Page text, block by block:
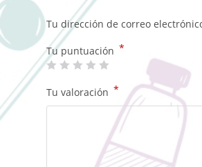
Tu dirección de correo
Tu puntuación *
Tu valoración *